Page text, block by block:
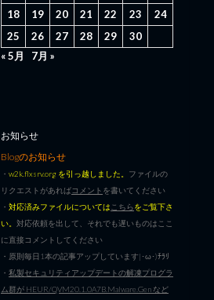
18
19 20 21 22 23
24
25
26 27 28 29
30
« 5月
7月 »
お知らせ
Blogのお知らせ
・ w2k.flxsrv.org を引っ越しました。 ファイルの
リクエストがあればコメント を書いてください
・ 対応済みファイルについては こちらをご覧下さ
い。 対応依頼を出して、それでも遅いものはここ
に直接コメントしてください
・原則毎日1本の記事アップしています|･ω･)ﾁﾗﾘ
・ 私製セキュリティアップデートの解凍プログラ
ム群が HEUR/QVM20.1.0A7B.Malware.Gen など